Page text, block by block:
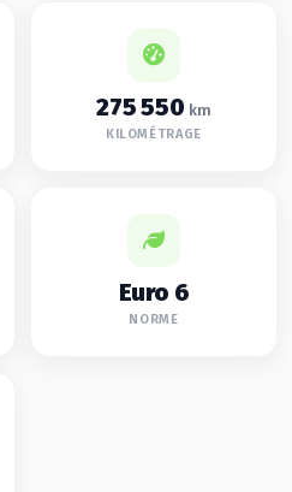
275 550 km
KILOMÉTRAGE
Euro 6
NORME